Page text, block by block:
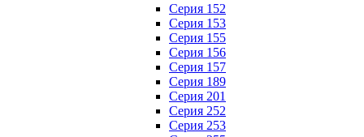
Серия 152
Серия 153
Серия 155
Серия 156
Серия 157
Серия 189
Серия 201
Серия 252
Серия 253